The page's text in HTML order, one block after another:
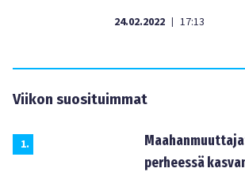
24.02.2022 | 17:13
Viikon suosituimmat
1.
perheessä